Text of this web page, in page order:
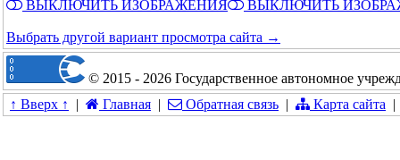
ВЫКЛЮЧИТЬ ИЗОБРАЖЕНИЯ ВЫКЛЮЧИТЬ
Выбрать другой вариант просмотра сайта →
© 2015 - 2026 Государственное автономное
↑ Вверх ↑
| Главная | Обратная связь | Карта сайта